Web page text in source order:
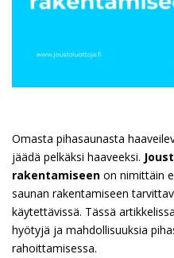
Omasta pihasaunasta
jäädä pelkäksi haaveeksi.
rakentamiseen on nimittäin
saunan rakentamiseen
käytettävissä. Tässä
hyötyjä ja mahdollisuuksia
rahoittamisessa.